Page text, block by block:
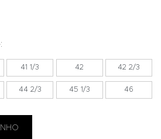
41 1/3 42 42 2/3
44 2/3 45 1/3 46